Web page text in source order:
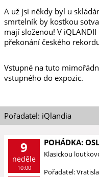
A už jsi někdy byl u
smrtelník by kostkou
mají složenou! V
překonání českého
Vstupné na tuto
vstupného do expozic.
Pořadatel: iQlandia
9
neděle
10:00
POHÁDKA:
Klasickou
Pořadatel: